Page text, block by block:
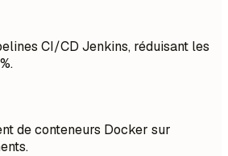
CI/CD Jenkins, réduisant les
de conteneurs Docker sur